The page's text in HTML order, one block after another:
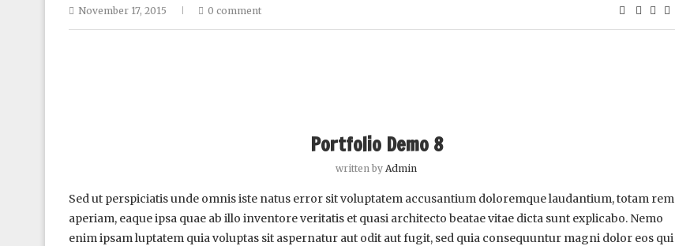
November 17, 2015 0 comment
Portfolio Demo 8
written byAdmin
Sed ut perspiciatis unde omnis iste natus error sit voluptatem accusantium doloremque laudantium, totam rem
aperiam, eaque ipsa quae ab illo inventore veritatis et quasi architecto beatae vitae dicta sunt explicabo. Nemo
enim ipsam luptatem quia voluptas sit aspernatur aut odit aut fugit, sed quia consequuntur magni dolor eos qui